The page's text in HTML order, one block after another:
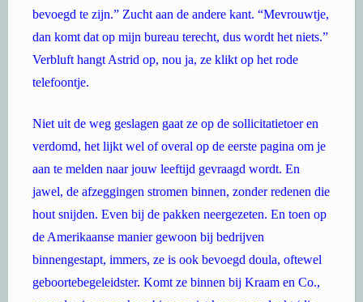
bevoegd te zijn.” Zucht aan de andere kant. “Mevrouwtje,
dan komt dat op mijn bureau terecht, dus wordt het niets.”
Verbluft hangt Astrid op, nou ja, ze klikt op het rode
telefoontje.
Niet uit de weg geslagen gaat ze op de sollicitatietoer en
verdomd, het lijkt wel of overal op de eerste pagina om je
aan te melden naar jouw leeftijd gevraagd wordt. En
jawel, de afzeggingen stromen binnen, zonder redenen die
hout snijden. Even bij de pakken neergezeten. En toen op
de Amerikaanse manier gewoon bij bedrijven
binnengestapt, immers, ze is ook bevoegd doula, oftewel
geboortebegeleidster. Komt ze binnen bij Kraam en Co.,